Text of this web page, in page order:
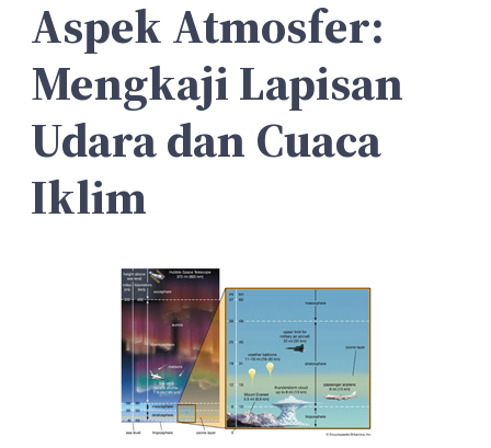
Aspek Atmosfer:
Mengkaji Lapisan
Udara dan Cuaca
Iklim